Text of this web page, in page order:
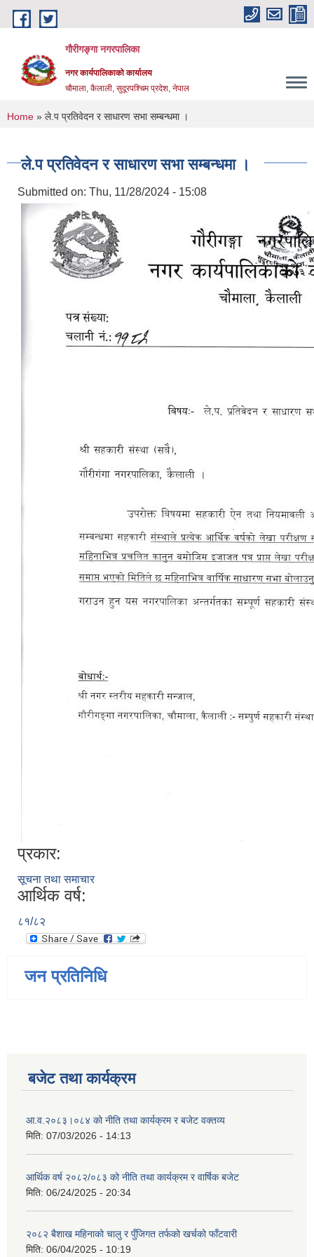
Skip to main content
गौरीगङ्गा नगरपालिका
नगर कार्यपालिकाको कार्यालय
चौमाला, कैलाली, सुदूरपश्चिम प्रदेश, नेपाल
You are here
Home » ले.प प्रतिवेदन र साधारण सभा सम्बन्धमा ।
ले.प प्रतिवेदन र साधारण सभा सम्बन्धमा ।
Submitted on: Thu, 11/28/2024 - 15:08
प्रकार:
सूचना तथा समाचार
आर्थिक वर्ष:
८१/८२
जन प्रतिनिधि
बजेट तथा कार्यक्रम
आ.व.२०८३।०८४ को नीति तथा कार्यक्रम र बजेट वक्तव्य
मिति: 07/03/2026 - 14:13
आर्थिक वर्ष २०८२/०८३ को नीति तथा कार्यक्रम र वार्षिक बजेट
मिति: 06/24/2025 - 20:34
२०८२ बैशाख महिनाको चालु र पुँजिगत तर्फको खर्चको फाँटवारी
मिति: 06/04/2025 - 10:19